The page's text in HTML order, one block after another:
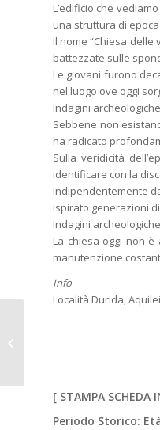
L’edificio che
una struttura di
Il nome “Chiesa
battezzate sulle
Le giovani furono
nel luogo ove oggi
Indagini
Sebbene non
ha radicato
Sulla veridicità
identificare con la
Indipendentemente
ispirato generazioni
Indagini
La chiesa oggi non
manutenzione
Info
Località Durida,
[ STAMPA SCHEDA
Periodo Storico: